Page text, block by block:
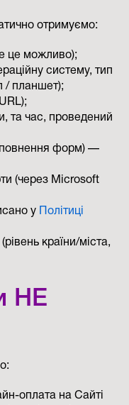
отримуємо:
це можливо);
систему, тип
/ планшет);
та час, проведений
форм) —
(через Microsoft
у
Політиці
країни/міста,
НЕ
оплата на Сайті